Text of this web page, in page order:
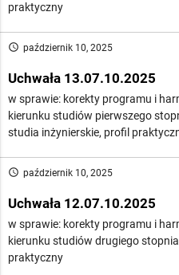
praktyczny
access_time październik 10, 2025
Uchwała 13.07.10.2025
w sprawie: korekty programu i
kierunku studiów pierwszego
studia inżynierskie, profil
access_time październik 10, 2025
Uchwała 12.07.10.2025
w sprawie: korekty programu i
kierunku studiów drugiego
praktyczny